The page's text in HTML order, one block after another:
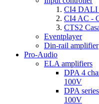
CI4 DALI
CI4 AC -
CTS2
Eventplayer
Din-rail amplifier
Pro-Audio
ELA amplifiers
DPA 4
100V
DPA
100V